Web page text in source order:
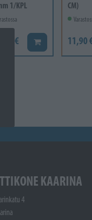
1/KPL
€ Lisää koriin
CM)
11,90
KAARINA
4